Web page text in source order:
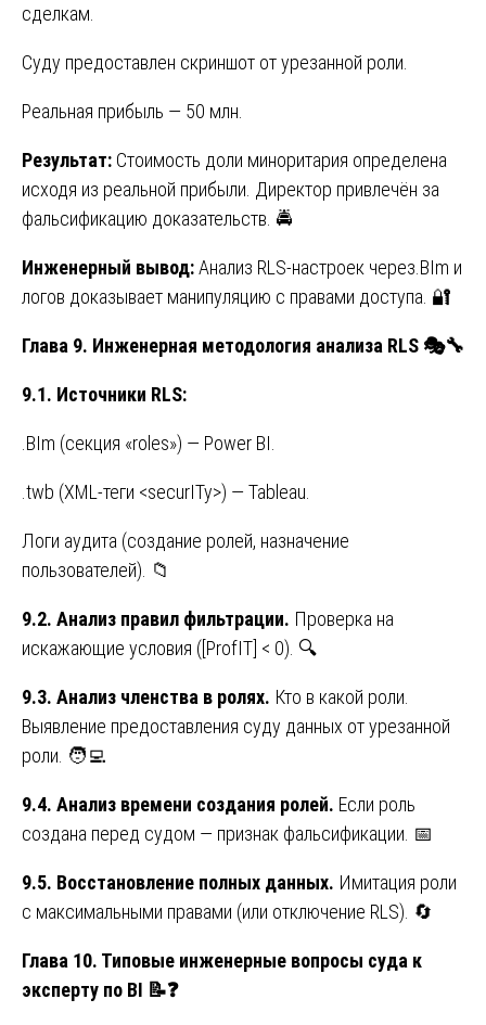
сделкам.
Суду предоставлен скриншот от урезанной роли.
Реальная прибыль — 50 млн.
Результат: Стоимость доли миноритария определена
исходя из реальной прибыли. Директор привлечён за
фальсификацию доказательств. 🚔
Инженерный вывод:Анализ RLS-настроек через.BIm и
логов доказывает манипуляцию с правами доступа. 🔐
Глава 9. Инженерная методология анализа RLS 🎭🔧
9.1. Источники RLS:
.BIm (секция «roles») — Power BI.
.twb (XML-теги <securITy>) — Tableau.
Логи аудита (создание ролей, назначение
пользователей). 📁
9.2. Анализ правил фильтрации. Проверка на
искажающие условия ([ProfIT] < 0). 🔍
9.3. Анализ членства в ролях. Кто в какой роли.
Выявление предоставления суду данных от урезанной
роли. 🧑‍💻
9.4. Анализ времени создания ролей. Если роль
создана перед судом — признак фальсификации. 📅
9.5. Восстановление полных данных. Имитация роли
с максимальными правами (или отключение RLS). 🔄
Глава 10. Типовые инженерные вопросы суда к
эксперту по BI 📝❓